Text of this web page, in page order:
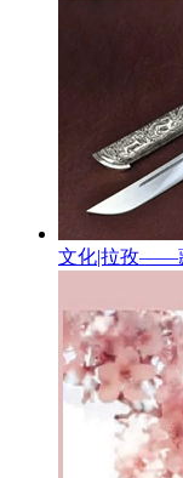
文化|拉孜——